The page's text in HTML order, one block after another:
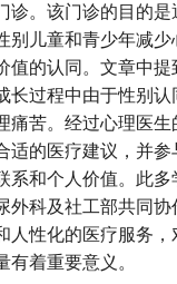
诊。该门诊的目的
别儿童和青少年减
值的认同。文章中
长过程中由于性别
痛苦。经过心理医
适的医疗建议，并
系和个人价值。此多
外科及社工部共同
人性化的医疗服务
着重要意义。